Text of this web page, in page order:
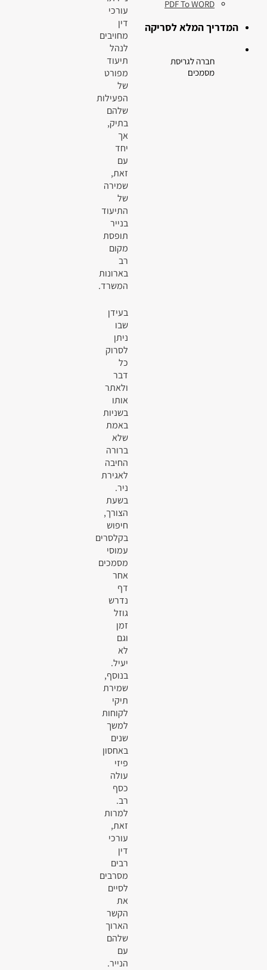
עורכי
דין
מחויבים
לנהל
תיעוד
מפורט
של
הפעילות
שלהם
בתיק,
אך
יחד
עם
זאת,
שמירה
של
התיעוד
בנייר
תופסת
מקום
רב
בארונות
המשרד.
בעידן
שבו
ניתן
לסרוק
כל
דבר
ולאתר
אותו
בשניות
באמת
שלא
ברורה
החיבה
לאגירת
ניר.
בשעת
הצורך,
חיפוש
בקלסרים
עמוסי
מסמכים
אחר
דף
נדרש
גוזל
זמן
וגם
לא
יעיל.
בנוסף,
שמירת
תיקי
לקוחות
למשך
שנים
באחסון
פיזי
עולה
כסף
רב.
למרות
זאת,
עורכי
דין
רבים
מסרבים
לסיים
את
הקשר
הארוך
שלהם
עם
הנייר.
PDF To WORD
המדריך המלא לסריקה
חברה לגריסת
מסמכים